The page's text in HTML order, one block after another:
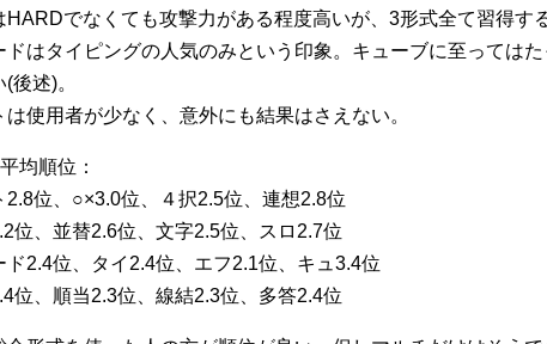
HARDでなくても攻撃力がある程度高いが、3形式全て習得す
ドはタイピングの人気のみという印象。キューブに至っては
後述)。
は使用者が少なく、意外にも結果はさえない。
均順位：
2.8位、○×3.0位、４択2.5位、連想2.8位
位、並替2.6位、文字2.5位、スロ2.7位
ド2.4位、タイ2.4位、エフ2.1位、キュ3.4位
位、順当2.3位、線結2.3位、多答2.4位